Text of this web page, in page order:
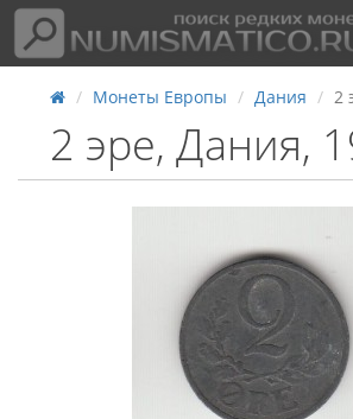
Монеты Европы Дания 2
2 эре, Дания,